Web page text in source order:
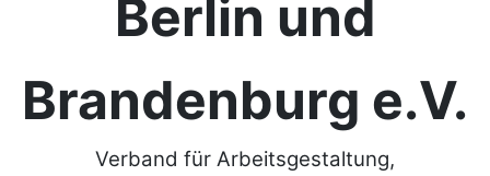
Berlin und
Brandenburg e.V.
Verband für Arbeitsgestaltung,